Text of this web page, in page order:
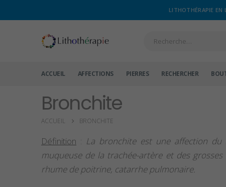
LITHOTHÉRAPIE EN
ACCUEIL AFFECTIONS PIERRES RECHERCHER
Bronchite
ACCUEIL BRONCHITE
Définition : La bronchite est une affection du
muqueuse de la trachée-artère et des
rhume de poitrine, catarrhe pulmonaire.